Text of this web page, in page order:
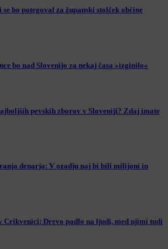
bo potegoval za županski stolček občine
bo nad Slovenijo za nekaj časa »izginilo«
pevskih zborov v Sloveniji? Zdaj imate
denarja: V ozadju naj bi bili milijoni in
Crikvenici: Drevo padlo na ljudi, med njimi tudi